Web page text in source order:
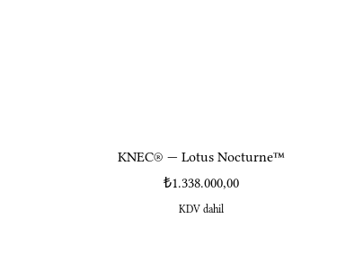
KNEC® — Lotus Nocturne™
Fiyat
₺1.338.000,00
KDV dahil